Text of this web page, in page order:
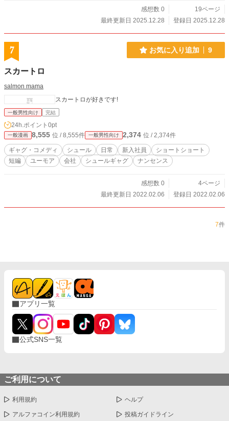
感想数 0
19ページ
最終更新日 2025.12.28
登録日 2025.12.28
7 お気に入り追加 9
スカートロ
salmon mama
スカートロが好きです!
一般男性向け 完結
24h.ポイント 0pt
一般漫画 8,555 位 / 8,555件 一般男性向け 2,374 位 / 2,374件
ギャグ・コメディ シュール 日常 新入社員
ショートショート
短編
ユーモア 会社 シュールギャグ ナンセンス
感想数 0
4ページ
最終更新日 2022.02.06
登録日 2022.02.06
7件
アプリ一覧
公式SNS一覧
ご利用について
利用規約 ヘルプ
アルファコイン利用規約 投稿ガイドライン